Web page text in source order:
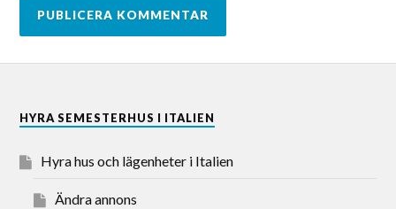
HYRA SEMESTERHUS I ITALIEN
Hyra hus och lägenheter i Italien
Ändra annons